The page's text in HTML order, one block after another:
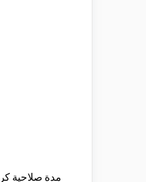
مدة صلاحية